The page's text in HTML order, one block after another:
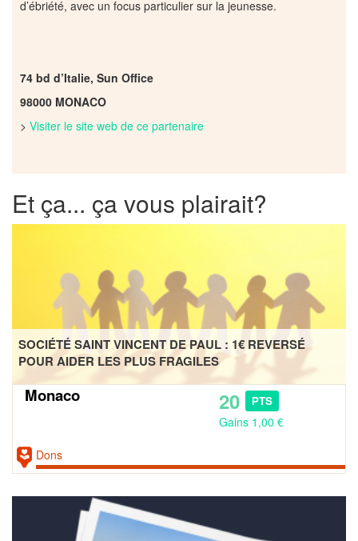
d’ébriété, avec un focus particulier sur la jeunesse.
74 bd d’Italie, Sun Office
98000 MONACO
> Visiter le site web de ce partenaire
Et ça... ça vous plairait?
SOCIÉTÉ SAINT VINCENT DE PAUL : 1€ REVERSÉ
POUR AIDER LES PLUS FRAGILES
Monaco 20 PTS
Gains 1,00 €
Dons